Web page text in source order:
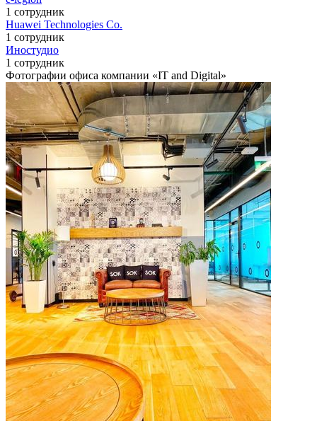
1 сотрудник
Huawei Technologies Co.
1 сотрудник
Иностудио
1 сотрудник
Фотографии офиса компании «IT and Digital»